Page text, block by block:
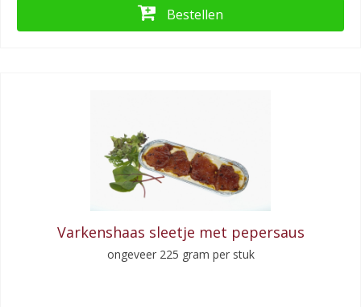
Bestellen
Varkenshaas sleetje met pepersaus
ongeveer 225 gram per stuk